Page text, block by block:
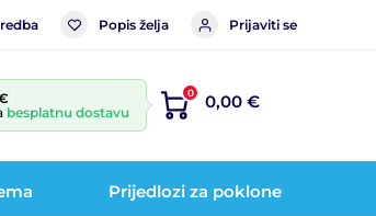
Popis želja Prijaviti se
besplatnu dostavu
0 0,00 €
Prijedlozi za poklone